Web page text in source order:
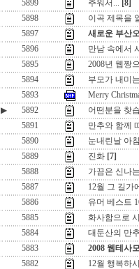
5899
추워서... [8]
5898
이곡 제목을
5897
새로운 부산
5896
만남 속에서
5895
2008년 웹짱
5894
부모가 내미
5893
Merry
▶
5892 어떤분을 찾
5891
만추와 함께
5890
눈내린날 아
5889
진화 [7]
5888
가끔은 신나
5887
12월 그 길가
5886
유머 베스트
5885
화사함으로
5884
대둔산의 만
5883
2008 웹테사
5882
12월 행복하